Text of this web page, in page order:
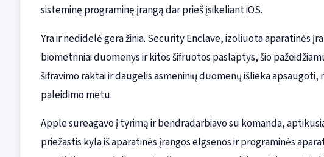
sisteminę programinę įrangą dar prieš įsikeliant iOS.
Yra ir nedidelė gera žinia. Security Enclave, izoliuota aparatinės
biometriniai duomenys ir kitos šifruotos paslaptys, šio
šifravimo raktai ir daugelis asmeninių duomenų išlieka
paleidimo metu.
Apple sureagavo į tyrimą ir bendradarbiavo su komanda,
priežastis kyla iš aparatinės įrangos elgsenos ir programinės